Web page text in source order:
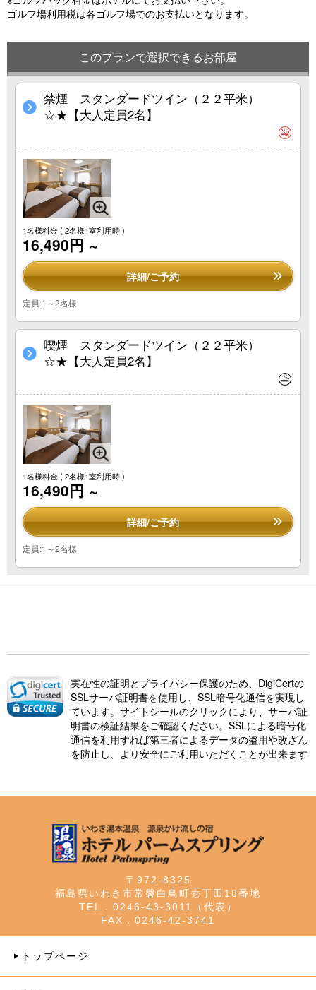
ゴルフ場利用税は各ゴルフ場でのお支払いとなります。
このプランで選択できるお部屋
禁煙 スタンダードツイン（２２平米）
☆★【大人定員2名】
1名様料金( 2名様1室利用時 )
16,490円 ～
詳細/ご予約
定員:1～2名様
喫煙 スタンダードツイン（２２平米）
☆★【大人定員2名】
1名様料金( 2名様1室利用時 )
16,490円 ～
詳細/ご予約
定員:1～2名様
実在性の証明とプライバシー保護のため、DigiCertの
SSLサーバ証明書を使用し、SSL暗号化通信を実現し
ています。サイトシールのクリックにより、サーバ証
明書の検証結果をご確認ください。SSLによる暗号化
通信を利用すれば第三者によるデータの盗用や改ざん
を防止し、より安全にご利用いただくことが出来ます
〒972-8325
福島県いわき市常磐白鳥町壱丁田18番地
TEL．0246-43-3011（代表）
FAX．0246-42-3741
トップページ